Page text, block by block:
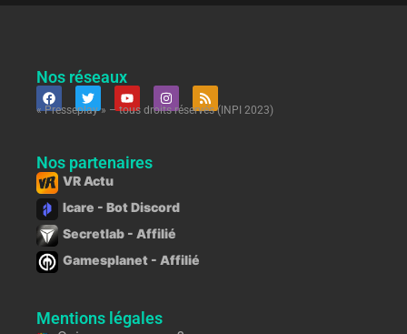
Nos réseaux
« Presseplay » – tous droits réservés (INPI 2023)
Nos partenaires
VR Actu
Icare - Bot Discord
Secretlab - Affilié
Gamesplanet - Affilié
Mentions légales